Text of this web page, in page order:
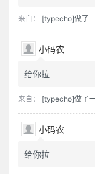
来自： [typecho]做了
小码农
给你拉
来自： [typecho]做了
小码农
给你拉